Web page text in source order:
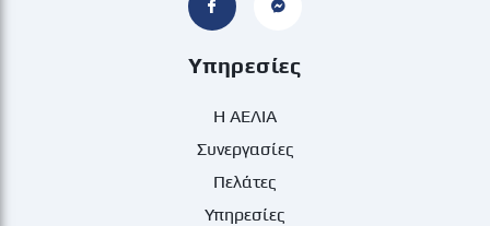
Υπηρεσίες
Η ΑΕΛΙΑ
Συνεργασίες
Πελάτες
Υπηρεσίες